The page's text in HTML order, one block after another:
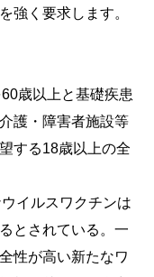
強く要求します。
歳以上と基礎疾患
護・障害者施設等
する18歳以上の全
イルスワクチンは
とされている。一
性が高い新たなワ